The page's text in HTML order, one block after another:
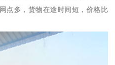
点多，货物在途时间短，价格比